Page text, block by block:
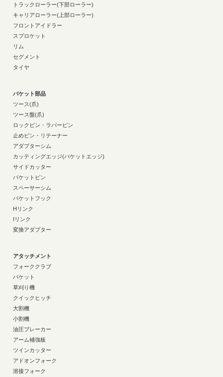
トラックローラー(下部ローラー)
キャリアローラー(上部ローラー)
フロントアイドラー
スプロケット
リム
セグメント
タイヤ
バケット部品
ツース(爪)
ツース盤(爪)
ロックピン・ラバーピン
止めピン・リテーナー
アダプターシム
カッティングエッジ(バケットエッジ)
サイドカッター
バケットピン
スペーサーシム
バケットフック
Hリンク
Iリンク
変換アダプター
アタッチメント
フォーククラブ
バケット
草刈り機
クイックヒッチ
大割機
小割機
油圧ブレーカー
アーム補強板
ツインカッター
アドオンフォーク
溶接フォーク